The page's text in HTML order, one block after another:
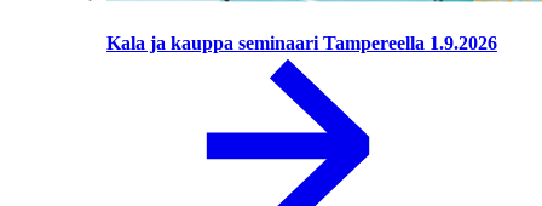
Kala ja kauppa seminaari Tampereella 1.9.2026